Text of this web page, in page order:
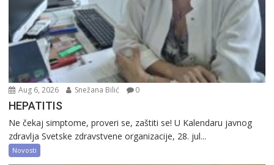
Aug 6, 2026 Snežana Bilić 0
HEPATITIS
Ne čekaj simptome, proveri se, zaštiti se! U Kalendaru javnog
zdravlja Svetske zdravstvene organizacije, 28. jul...
Novosti